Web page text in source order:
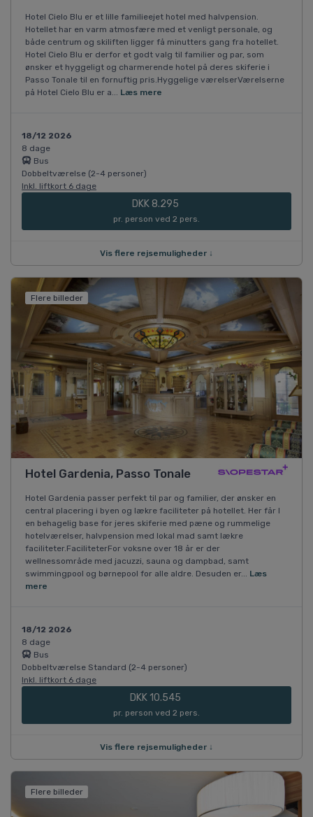
Hotel Cielo Blu er et lille familieejet hotel med halvpension.
Hotellet har en varm atmosfære med et venligt personale, og
både centrum og skiliften ligger få minutters gang fra hotellet.
Hotel Cielo Blu er derfor et godt valg til familier og par, som
ønsker et hyggeligt og charmerende hotel på deres skiferie i
Passo Tonale til en fornuftig pris.Hyggelige værelserVærelserne
på Hotel Cielo Blu er a... Læs mere
18/12 2026
8 dage
Bus
Dobbeltværelse (2-4 personer)
Inkl. liftkort 6 dage
DKK 8.295
pr. person ved 2 pers.
Vis flere rejsemuligheder ↓
Flere billeder
Hotel Gardenia, Passo Tonale
Hotel Gardenia passer perfekt til par og familier, der ønsker en
central placering i byen og lækre faciliteter på hotellet. Her får I
en behagelig base for jeres skiferie med pæne og rummelige
hotelværelser, halvpension med lokal mad samt lækre
faciliteter.FaciliteterFor voksne over 18 år er der
wellnessområde med jacuzzi, sauna og dampbad, samt
swimmingpool og børnepool for alle aldre. Desuden er... Læs
mere
18/12 2026
8 dage
Bus
Dobbeltværelse Standard (2-4 personer)
Inkl. liftkort 6 dage
DKK 10.545
pr. person ved 2 pers.
Vis flere rejsemuligheder ↓
Flere billeder